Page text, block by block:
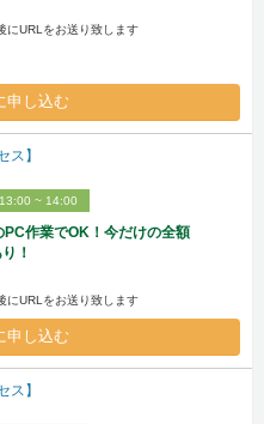
にURLをお送り致します
申し込む
ス】
13:00 ~ 14:00
PC作業でOK！今だけの全額
！
にURLをお送り致します
申し込む
ス】